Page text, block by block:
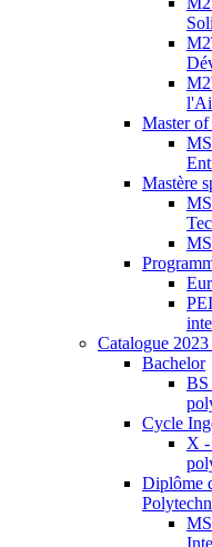
Master
Mastère
Catalogue
Bachelor
BS
Cycle
X -
Diplôme